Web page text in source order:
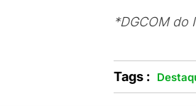
*DGCOM do
Tags :